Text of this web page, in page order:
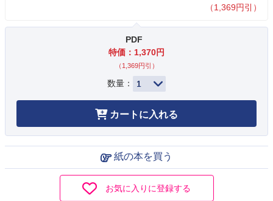
（1,369円引）
PDF
特価：1,370円
（1,369円引）
数量：
カートに入れる
紙の本を買う
お気に入りに登録する